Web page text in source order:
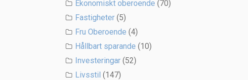
Ekonomiskt oberoende (70)
Fastigheter (5)
Fru Oberoende (4)
Hållbart sparande (10)
Investeringar (52)
Livsstil (147)